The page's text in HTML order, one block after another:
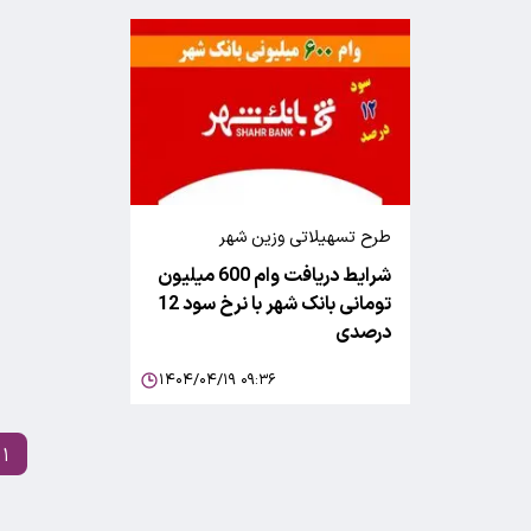
طرح تسهیلاتی وزین شهر
شرایط دریافت وام 600 میلیون
تومانی بانک شهر با نرخ سود 12
درصدی
۱۴۰۴/۰۴/۱۹ ۰۹:۳۶
۱